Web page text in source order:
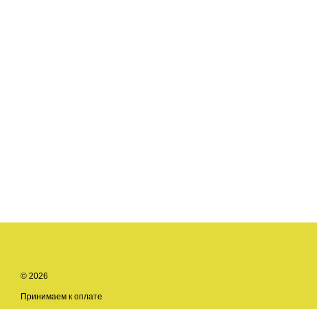
© 2026
Принимаем к оплате